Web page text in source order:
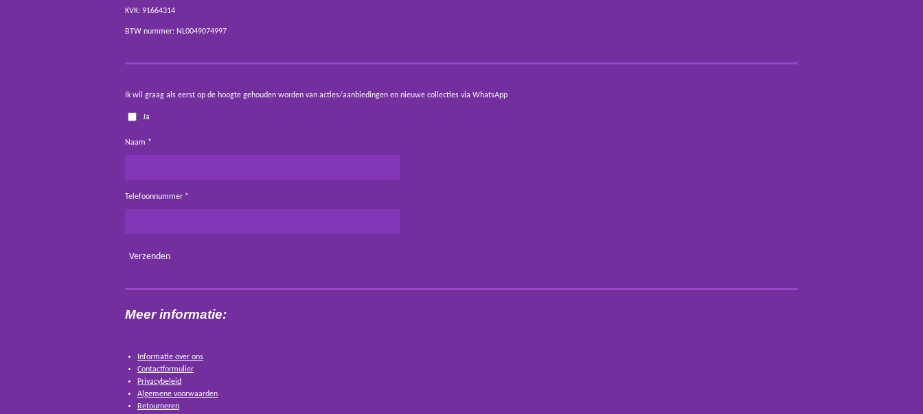
KVK: 91664314
BTW nummer: NL0049074997
Ik wil graag als eerst op de hoogte gehouden worden van acties/aanbiedingen en nieuwe collecties via WhatsApp
Ja
Naam *
Telefoonnummer *
Verzenden
Meer informatie:
Informatie over ons
Contactformulier
Privacybeleid
Algemene voorwaarden
Retourneren